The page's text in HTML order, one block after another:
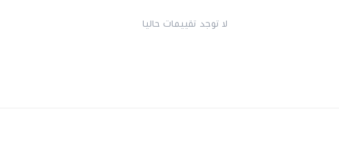
لا توجد تقييمات حاليا